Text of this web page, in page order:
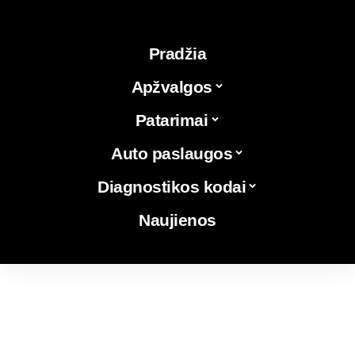
Pradžia
Apžvalgos
Patarimai
Auto paslaugos
Diagnostikos kodai
Naujienos